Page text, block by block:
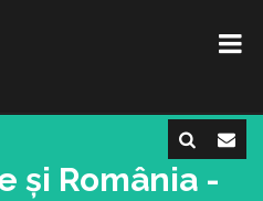
și România -